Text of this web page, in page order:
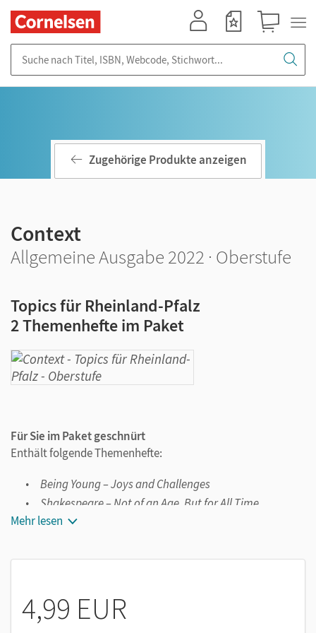
Zugehörige Produkte anzeigen
Context
Allgemeine Ausgabe 2022 · Oberstufe
Topics für Rheinland-Pfalz
2 Themenhefte im Paket
Für Sie im Paket geschnürt
Enthält folgende Themenhefte:
Being Young – Joys and Challenges
Shakespeare – Not of an Age, But for All Time
Das hybride Konzept von
Mehr lesen
4,99 EUR